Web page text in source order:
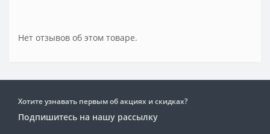
Нет отзывов об этом товаре.
Хотите узнавать первым об акциях и скидках?
Подпишитесь на нашу рассылку